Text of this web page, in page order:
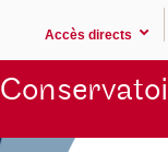
Accès directs